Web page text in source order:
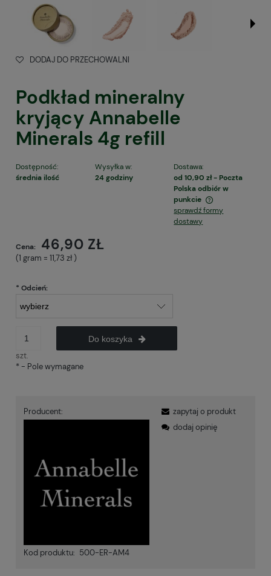
DODAJ DO PRZECHOWALNI
Podkład mineralny
kryjący Annabelle
Minerals 4g refill
Dostępność:
średnia ilość
Wysyłka w:
24 godziny
Dostawa:
od 10,90 zł- Poczta
Polska odbiór w
punkcie
Cena nie zawiera ewentualnych kosztów płatności
sprawdź formy
dostawy
Cena: 46,90 ZŁ
(1 gram = 11,73 zł )
* Odcień:
szt.
Do koszyka
* - Pole wymagane
Producent:
Kod produktu: 500-ER-AM4
zapytaj o produkt
dodaj opinię